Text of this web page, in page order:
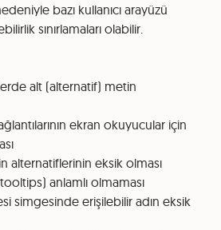
bazı kullanıcı arayüzü
sınırlamaları olabilir.
alt (alternatif) metin
ekran okuyucular için
alternatiflerinin eksik olması
anlamlı olmaması
simgesinde erişilebilir adın eksik